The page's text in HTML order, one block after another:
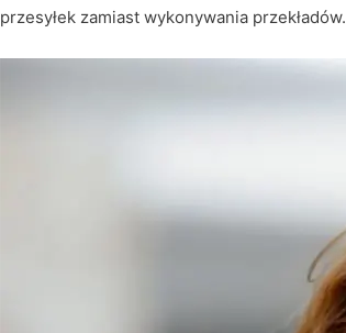
przesyłek zamiast wykonywania przekładów.